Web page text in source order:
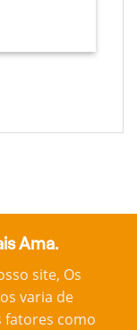
Ama.
site, Os
varia de
como